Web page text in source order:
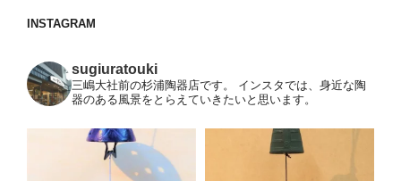
ン
INSTAGRAM
sugiuratouki
三嶋大社前の杉浦陶器店です。
インスタでは、身近な陶
器のある風景をとらえていきたいと思います。